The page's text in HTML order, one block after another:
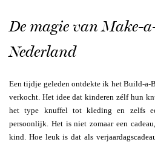
De magie van Make-
Nederland
Een tijdje geleden ontdekte ik het Build-a-
verkocht. Het idee dat kinderen zélf hun
het type knuffel tot kleding en zelfs
persoonlijk. Het is niet zomaar een
kind. Hoe leuk is dat als